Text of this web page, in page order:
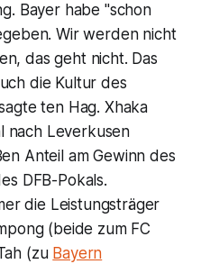
Bayer habe "schon
Wir werden nicht
das geht nicht. Das
die Kultur des
ten Hag. Xhaka
nach Leverkusen
Anteil am Gewinn des
DFB-Pokals.
die Leistungsträger
(beide zum FC
(zu Bayern